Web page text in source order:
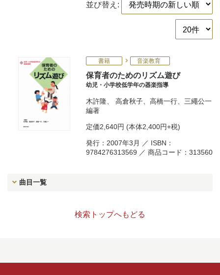
並び替え:
書籍 音楽教育
保育者のためのリズム遊び
幼児・小学校低学年の器楽指導
木許隆 高倉秋子 高橋一行
三繩公一
編著
定価2,640円 (本体2,400円+税)
発行：2007年3月 ／ ISBN：
9784276313569 ／ 商品コード：313560
曲目一覧
検索トップへもどる